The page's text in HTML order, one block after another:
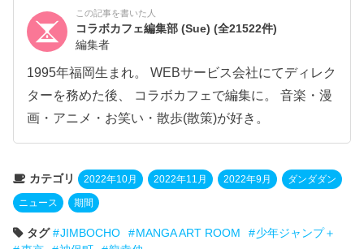
この記事を書いた人
コラボカフェ編集部 (Sue)(全21522件)
編集者
1995年福岡生まれ。 WEBサービス会社にてディレク
ターを務めた後、 コラボカフェで編集に。 音楽・漫
画・アニメ・お笑い・散歩(散策)が好き。
カテゴリ 2022年10月 2022年11月 2022年9月 ダンダダン
ニュース 期間
タグ JIMBOCHO MANGA ART ROOM
少年ジャンプ＋